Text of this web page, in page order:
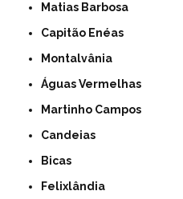
Matias Barbosa
Capitão Enéas
Montalvânia
Águas Vermelhas
Martinho Campos
Candeias
Bicas
Felixlândia